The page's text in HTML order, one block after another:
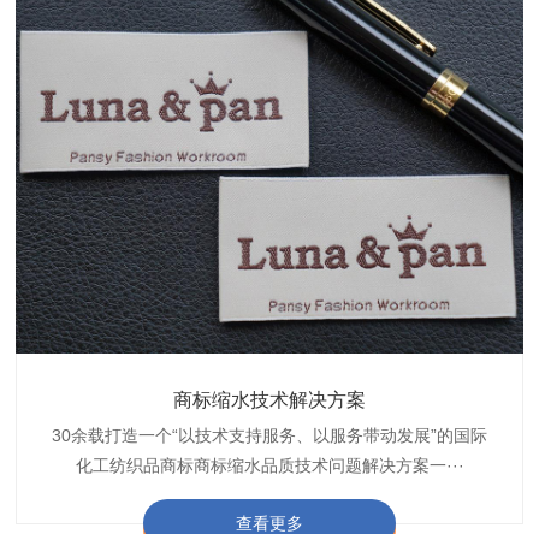
商标缩水技术解决方案
30余载打造一个“以技术支持服务、以服务带动发展”的国际
化工纺织品商标商标缩水品质技术问题解决方案一···
查看更多
织带商标防水技术解决方案
博准公司专注于织带商标防水技术解决方案30余载,励志于
纺织品商标企业打造含油量超标品质技术问题解决方···
查看更多
服装颜色不匀技术解决方案
博准是一家专注30余载设计研发织唛印唛商标、织带服装颜
色不匀品质技术问题解决方案一站式服务提供商,技···
查看更多
纺织品阻燃母粒
博准致力于成为纺织品商标阻燃母粒剂,TF-W760,TF-W760
阻燃母粒剂加工定制服务实力提供商,···
查看更多